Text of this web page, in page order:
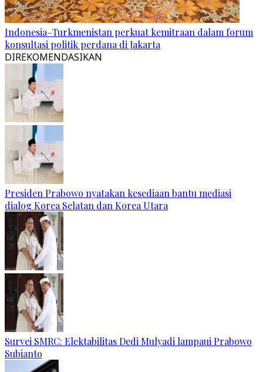
Indonesia–Turkmenistan perkuat kemitraan dalam forum
konsultasi politik perdana di Jakarta
DIREKOMENDASIKAN
Presiden Prabowo nyatakan kesediaan bantu mediasi
dialog Korea Selatan dan Korea Utara
Survei SMRC: Elektabilitas Dedi Mulyadi lampaui Prabowo
Subianto